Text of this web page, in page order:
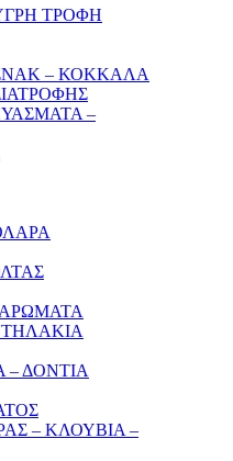
ΤΡΟΦΗ
– ΚΟΚΚΑΛΑ
–
– ΔΟΝΤΙΑ
– ΚΛΟΥΒΙΑ –